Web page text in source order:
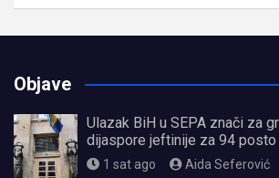
Objave
Ulazak BiH u SEPA znači za
dijaspore jeftinije za 94 posto
1 sat ago Aida Seferović